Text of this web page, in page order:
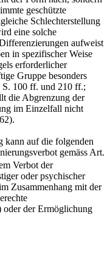
geschützte
Schlechterstellung
eine solche
aufweist
in spezifischer Weise
erforderlicher
Gruppe besonders
100 ff. und 210 ff.;
die Abgrenzung der
im Einzelfall nicht
kann auf die folgenden
gemäss Art.
Verbot der
oder psychischer
Zusammenhang mit der
oder der Ermöglichung